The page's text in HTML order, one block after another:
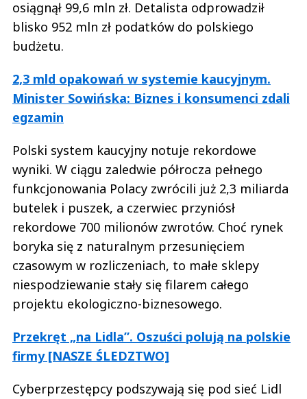
osiągnął 99,6 mln zł. Detalista odprowadził
blisko 952 mln zł podatków do polskiego
budżetu.
2,3 mld opakowań w systemie kaucyjnym.
Minister Sowińska: Biznes i konsumenci zdali
egzamin
Polski system kaucyjny notuje rekordowe
wyniki. W ciągu zaledwie półrocza pełnego
funkcjonowania Polacy zwrócili już 2,3 miliarda
butelek i puszek, a czerwiec przyniósł
rekordowe 700 milionów zwrotów. Choć rynek
boryka się z naturalnym przesunięciem
czasowym w rozliczeniach, to małe sklepy
niespodziewanie stały się filarem całego
projektu ekologiczno-biznesowego.
Przekręt „na Lidla”. Oszuści polują na polskie
firmy [NASZE ŚLEDZTWO]
Cyberprzestępcy podszywają się pod sieć Lidl